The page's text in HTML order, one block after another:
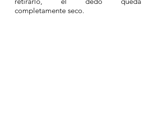
completamente seco.